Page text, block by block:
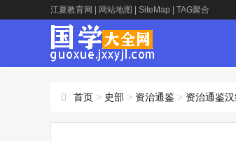
江夏教育网 网站地图 SiteMap TAG聚合
首页 > 史部 > 资治通鉴 > 资治通鉴